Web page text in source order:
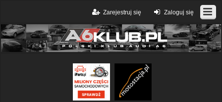
Zaloguj się
Zarejestruj się